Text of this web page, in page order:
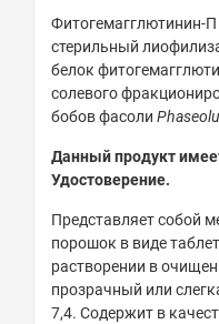
Фитогемагглютинин-
стерильный
белок
солевого
бобов фасоли
Данный продукт
Удостоверение.
Представляет собой
порошок в виде
растворении в
прозрачный или
7,4. Содержит в